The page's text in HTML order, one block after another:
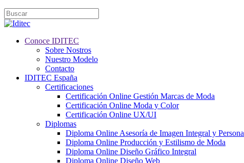
Conoce IDITEC
Sobre Nostros
Nuestro Modelo
Contacto
IDITEC España
Certificaciones
Certificación Online Gestión Marcas de Moda
Certificación Online Moda y Color
Certificación Online UX/UI
Diplomas
Diploma Online Asesoría de Imagen Integral y
Diploma Online Producción y Estilismo de Moda
Diploma Online Diseño Gráfico Integral
Diploma Online Diseño Web